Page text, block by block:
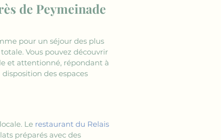
de Peymeinade
pour un séjour des plus
Vous pouvez découvrir
et attentionné, répondant à
des espaces
Le restaurant du Relais
préparés avec des